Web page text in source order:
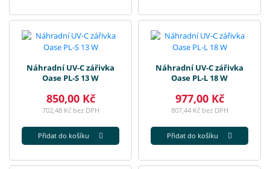
Náhradní UV-C zářivka
Oase PL-S 13 W
850,00 Kč
702,48 Kč bez DPH
Přidat do košíku
Náhradní UV-C zářivka
Oase PL-L 18 W
977,00 Kč
807,44 Kč bez DPH
Přidat do košíku